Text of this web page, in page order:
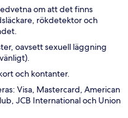
om att det finns
rökdetektor och
oavsett sexuell läggning
och kontanter.
Visa, Mastercard, American
JCB International och Union